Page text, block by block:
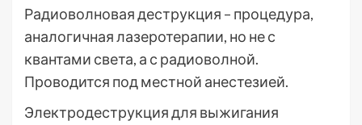
Радиоволновая деструкция – процедура,
аналогичная лазеротерапии, но не с
квантами света, а с радиоволной.
Проводится под местной анестезией.
Электродеструкция для выжигания